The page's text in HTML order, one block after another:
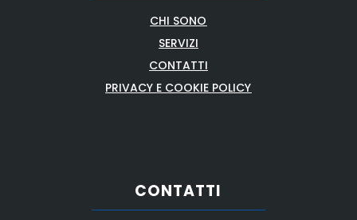
CHI SONO
SERVIZI
CONTATTI
PRIVACY E COOKIE POLICY
CONTATTI